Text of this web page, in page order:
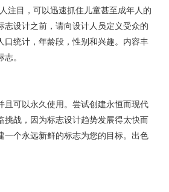
注目，可以迅速抓住儿童甚至成年人的
志设计之前，请向设计人员定义受众的
口统计，年龄段，性别和兴趣。内容丰
。
且可以永久使用。尝试创建永恒而现代
挑战，因为标志设计趋势发展得太快而
一个永远新鲜的标志为您的目标。出色